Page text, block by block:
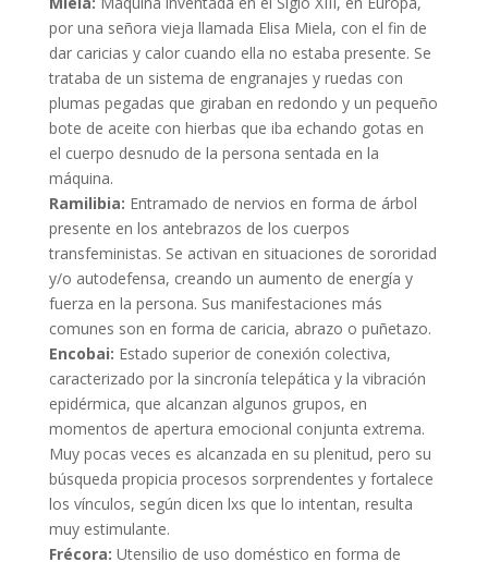
por una señora vieja llamada Elisa Miela, con el fin de
dar caricias y calor cuando ella no estaba presente. Se
trataba de un sistema de engranajes y ruedas con
plumas pegadas que giraban en redondo y un pequeño
bote de aceite con hierbas que iba echando gotas en
el cuerpo desnudo de la persona sentada en la
máquina.
Ramilibia: Entramado de nervios en forma de árbol
presente en los antebrazos de los cuerpos
transfeministas. Se activan en situaciones de sororidad
y/o autodefensa, creando un aumento de energía y
fuerza en la persona. Sus manifestaciones más
comunes son en forma de caricia, abrazo o puñetazo.
Encobai: Estado superior de conexión colectiva,
caracterizado por la sincronía telepática y la vibración
epidérmica, que alcanzan algunos grupos, en
momentos de apertura emocional conjunta extrema.
Muy pocas veces es alcanzada en su plenitud, pero su
búsqueda propicia procesos sorprendentes y fortalece
los vínculos, según dicen lxs que lo intentan, resulta
muy estimulante.
Frécora: Utensilio de uso doméstico en forma de